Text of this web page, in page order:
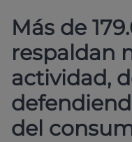
Más de
respaldan
actividad,
del